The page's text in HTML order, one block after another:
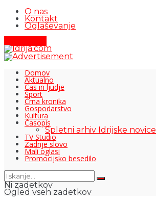
O nas
Kontakt
Oglaševanje
Domov
Aktualno
Čas in ljudje
Šport
Črna kronika
Gospodarstvo
Kultura
Časopis
Spletni arhiv Idrijske novice
TV Studio
Zadnje slovo
Mali oglasi
Promocijsko besedilo
Ni zadetkov
Ogled vseh zadetkov